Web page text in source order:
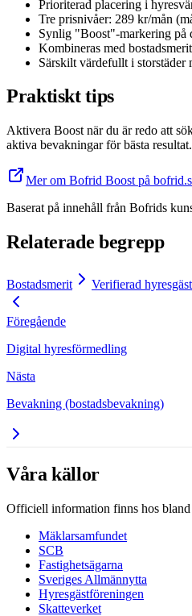
Prioriterad placering i
Tre prisnivåer: 289 kr/mån
Synlig "Boost"-markering på
Kombineras med
Särskilt värdefullt i storstäder
Praktiskt tips
Aktivera Boost när du är redo att
aktiva bevakningar för bästa resultat.
Mer om Bofrid Boost på
Baserat på innehåll från Bofrids
Relaterade begrepp
Bostadsmerit Verifierad hyresgäst
Föregående
Digital hyresförmedling
Nästa
Bevakning (bostadsbevakning)
Våra källor
Officiell information finns hos bland
Mäklarsamfundet
SCB
Fastighetsägarna
Sveriges Allmännytta
Hyresgästföreningen
Skatteverket